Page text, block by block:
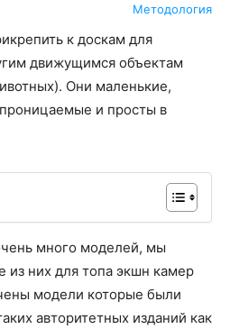
Методология
к доскам для
движущимся объектам
Они маленькие,
и просты в
много моделей, мы
из них для топа экшн камер
модели которые были
авторитетных изданий как